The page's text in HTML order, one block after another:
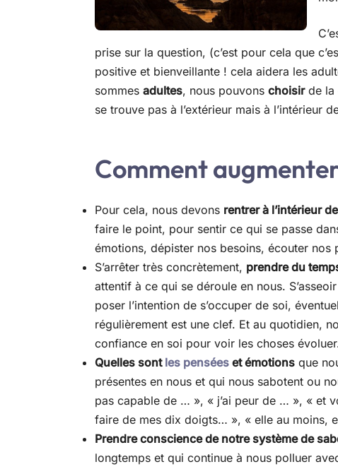
prise sur la question, (c’est pour cela que
positive et bienveillante ! cela aidera les
sommes adultes, nous pouvons choisirde la
se trouve pas à l’extérieur mais à l’intérieur
Comment
Pour cela, nous devons rentrer à l’intérieur
faire le point, pour sentir ce qui se passe
émotions, dépister nos besoins, écouter nos
S’arrêter très concrètement, prendre du
attentif à ce qui se déroule en nous.
poser l’intention de s’occuper de soi,
régulièrement est une clef. Et au quotidien,
confiance en soi pour voir les choses
Quelles sont les pensées et émotions que
présentes en nous et qui nous sabotent ou
pas capable de … », « j’ai peur de … », « et
faire de mes dix doigts… », « elle au moins,
Prendre conscience de notre système de
longtemps et qui continue à nous polluer